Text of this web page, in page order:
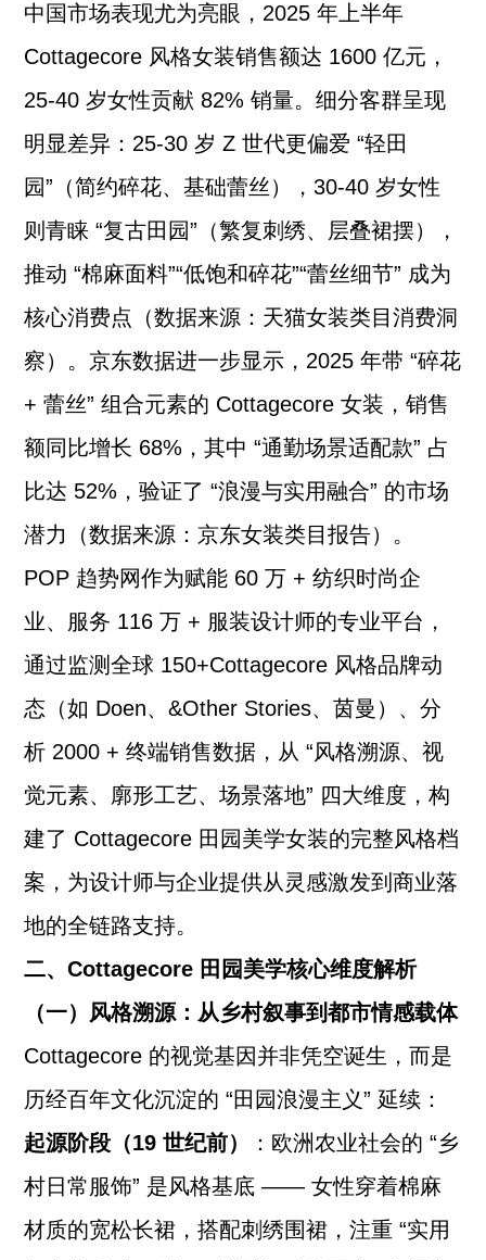
中国市场表现尤为亮眼，2025 年上半年
Cottagecore 风格女装销售额达 1600 亿元，
25-40 岁女性贡献 82% 销量。细分客群呈现
明显差异：25-30 岁 Z 世代更偏爱 “轻田
园”（简约碎花、基础蕾丝），30-40 岁女性
则青睐 “复古田园”（繁复刺绣、层叠裙摆），
推动 “棉麻面料”“低饱和碎花”“蕾丝细节” 成为
核心消费点（数据来源：天猫女装类目消费洞
察）。京东数据进一步显示，2025 年带 “碎花
+ 蕾丝” 组合元素的 Cottagecore 女装，销售
额同比增长 68%，其中 “通勤场景适配款” 占
比达 52%，验证了 “浪漫与实用融合” 的市场
潜力（数据来源：京东女装类目报告）。
POP 趋势网作为赋能 60 万 + 纺织时尚企
业、服务 116 万 + 服装设计师的专业平台，
通过监测全球 150+Cottagecore 风格品牌动
态（如 Doen、&Other Stories、茵曼）、分
析 2000 + 终端销售数据，从 “风格溯源、视
觉元素、廓形工艺、场景落地” 四大维度，构
建了 Cottagecore 田园美学女装的完整风格档
案，为设计师与企业提供从灵感激发到商业落
地的全链路支持。
二、Cottagecore 田园美学核心维度解析
（一）风格溯源：从乡村叙事到都市情感载体
Cottagecore 的视觉基因并非凭空诞生，而是
历经百年文化沉淀的 “田园浪漫主义” 延续：
起源阶段（19 世纪前）
：欧洲农业社会的 “乡
村日常服饰” 是风格基底 —— 女性穿着棉麻
材质的宽松长裙，搭配刺绣围裙，注重 “实用